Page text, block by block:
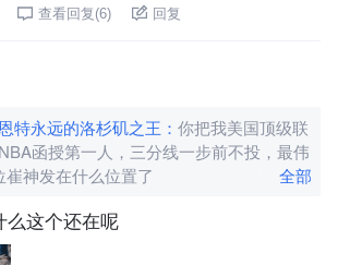
查看回复(6) 回复
特永远的洛杉矶之王 ： 你把我美国顶级联
函授第一人，三分线一步前不投，最伟
崔神发在什么位置了
全部
么这个还在呢